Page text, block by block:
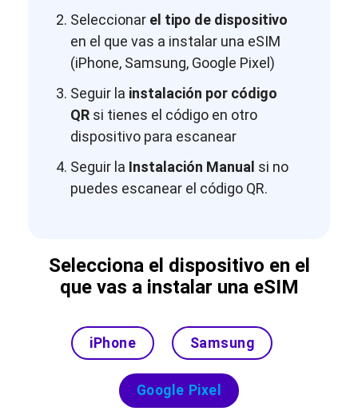
Seleccionar el tipo de dispositivo
en el que vas a instalar una eSIM
(iPhone, Samsung, Google Pixel)
Seguir la instalación por código
QR si tienes el código en otro
dispositivo para escanear
Seguir la Instalación Manual si no
puedes escanear el código QR.
Selecciona el dispositivo en el
que vas a instalar una eSIM
iPhone Samsung
Google Pixel